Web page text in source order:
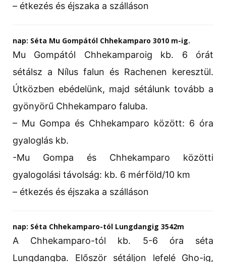
– étkezés és éjszaka a szálláson
nap: Séta Mu Gompától Chhekamparo 3010 m-ig.
Mu Gompától Chhekamparoig kb. 6 órát
sétálsz a Nílus falun és Rachenen keresztül.
Útközben ebédelünk, majd sétálunk tovább a
gyönyörű Chhekamparo faluba.
– Mu Gompa és Chhekamparo között: 6 óra
gyaloglás kb.
-Mu Gompa és Chhekamparo közötti
gyalogolási távolság: kb. 6 mérföld/10 km
– étkezés és éjszaka a szálláson
nap: Séta Chhekamparo-tól Lungdangig 3542m
A Chhekamparo-tól kb. 5-6 óra séta
Lungdangba. Először sétáljon lefelé Gho-ig,